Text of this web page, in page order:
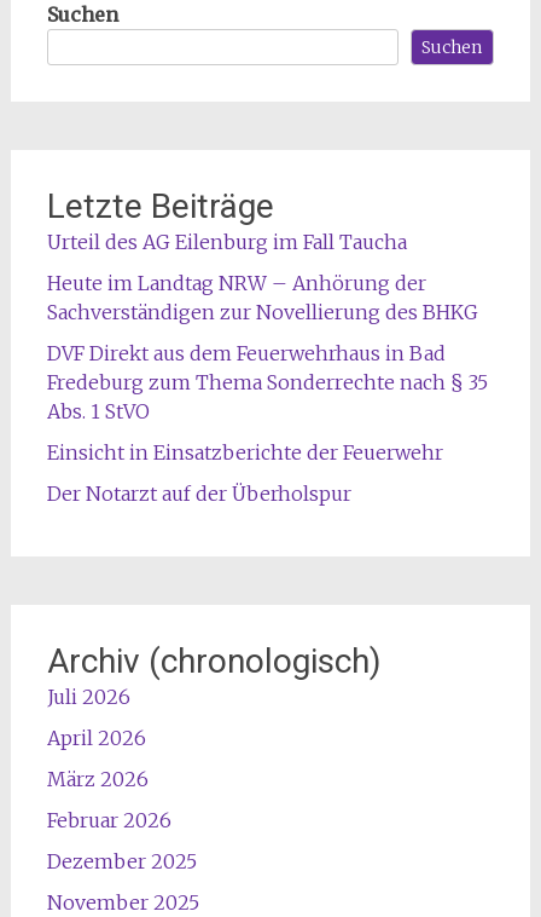
Suchen
Suchen
Letzte Beiträge
Urteil des AG Eilenburg im Fall Taucha
Heute im Landtag NRW – Anhörung der
Sachverständigen zur Novellierung des BHKG
DVF Direkt aus dem Feuerwehrhaus in Bad
Fredeburg zum Thema Sonderrechte nach § 35
Abs. 1 StVO
Einsicht in Einsatzberichte der Feuerwehr
Der Notarzt auf der Überholspur
Archiv (chronologisch)
Juli 2026
April 2026
März 2026
Februar 2026
Dezember 2025
November 2025